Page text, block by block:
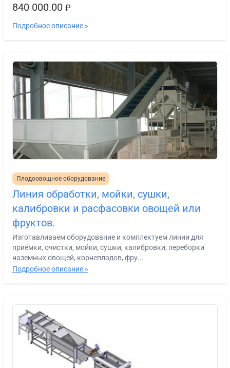
840 000.00 ₽
Подробное описание »
Плодоовощное оборудование
Линия обработки, мойки, сушки,
калибровки и расфасовки овощей или
фруктов.
Изготавливаем оборудование и комплектуем линии для
приёмки, очистки, мойки, сушки, калибровки, переборки
наземных овощей, корнеплодов, фру...
Подробное описание »